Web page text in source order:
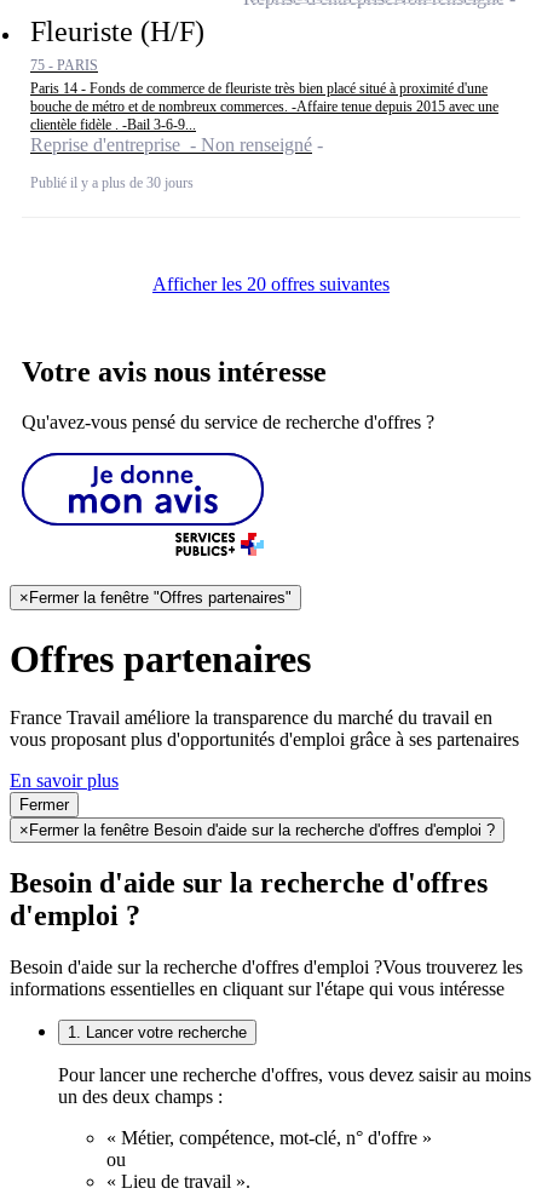
Fleuriste (H/F)
75 - PARIS
Paris 14 - Fonds de commerce de fleuriste très bien placé situé à proximité d'une
bouche de métro et de nombreux commerces. -Affaire tenue depuis 2015 avec une
clientèle fidèle . -Bail 3-6-9...
Reprise d'entreprise - Non renseigné
Publié il y a plus de 30 jours
Afficher les 20 offres suivantes
Votre avis nous intéresse
Qu'avez-vous pensé du service de recherche d'offres ?
× Fermer la fenêtre "Offres partenaires"
Offres partenaires
France Travail améliore la transparence du marché du travail en
vous proposant plus d'opportunités d'emploi grâce à ses partenaires
En savoir plus
Fermer
× Fermer la fenêtre Besoin d'aide sur la recherche d'offres d'emploi ?
Besoin d'aide sur la recherche d'offres
d'emploi ?
Besoin d'aide sur la recherche d'offres d'emploi ?Vous trouverez les
informations essentielles en cliquant sur l'étape qui vous intéresse
1. Lancer votre recherche
Pour lancer une recherche d'offres, vous devez saisir au moins
un des deux champs :
« Métier, compétence, mot-clé, n° d'offre »
ou
« Lieu de travail ».